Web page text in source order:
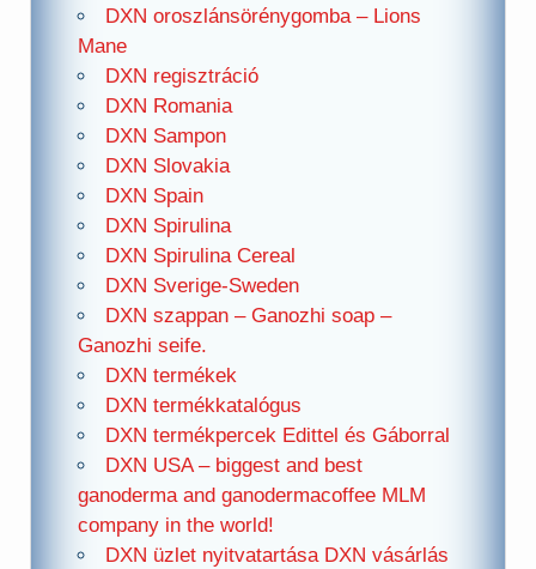
DXN oroszlánsörénygomba – Lions
Mane
DXN regisztráció
DXN Romania
DXN Sampon
DXN Slovakia
DXN Spain
DXN Spirulina
DXN Spirulina Cereal
DXN Sverige-Sweden
DXN szappan – Ganozhi soap –
Ganozhi seife.
DXN termékek
DXN termékkatalógus
DXN termékpercek Edittel és Gáborral
DXN USA – biggest and best
ganoderma and ganodermacoffee MLM
company in the world!
DXN üzlet nyitvatartása DXN vásárlás